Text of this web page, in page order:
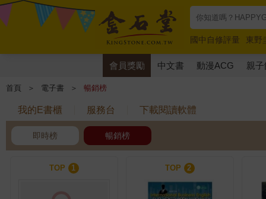
國中自修評量
東野
唯紅花綻放
奧德賽
會員獎勵 中文書 動漫ACG 親
首頁 ＞ 電子書 ＞ 暢銷榜
我的E書櫃 服務台 下載閱讀軟體
即時榜 暢銷榜
TOP 1 TOP 2